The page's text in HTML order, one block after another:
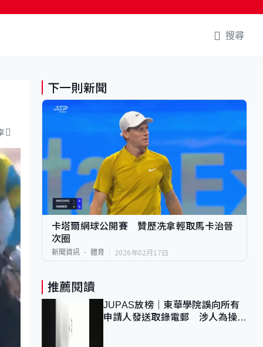
搜尋
下一則新聞
卡塔爾網球公開賽 贊歷冼拿輕取馬卡治晉
次圈
新聞資訊 體育 2026年02月17日
推薦閱讀
JUPAS放榜｜東華學院誤向所有
申請人發送取錄電郵 涉人為操作